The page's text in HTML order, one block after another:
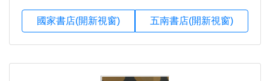
國家書店(開新視窗) 五南書店(開新視窗)